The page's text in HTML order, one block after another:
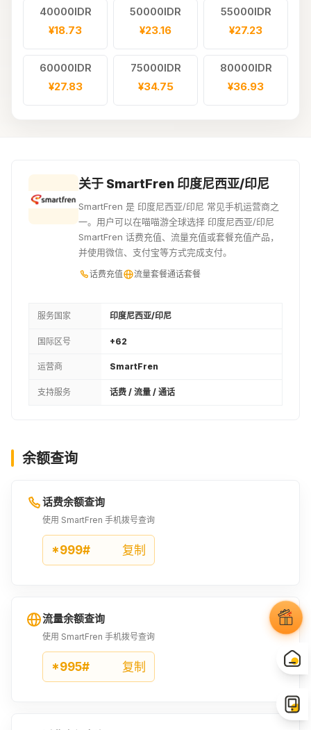
40000IDR
¥18.73
50000IDR
¥23.16
55000IDR
¥27.23
60000IDR
¥27.83
75000IDR
¥34.75
80000IDR
¥36.93
200000IDR
¥92.36
300000IDR
¥138.46
500000IDR
¥228.64
1000000IDR
¥466.53
关于 SmartFren 印度尼西亚/印尼
SmartFren 是 印度尼西亚/印尼 常见手机运营商之
一。用户可以在喵喵游全球选择 印度尼西亚/印尼
SmartFren 话费充值、流量充值或套餐充值产品，
并使用微信、支付宝等方式完成支付。
话费充值 流量套餐通话套餐
服务国家 印度尼西亚/印尼
国际区号 +62
运营商 SmartFren
支持服务 话费 / 流量 / 通话
余额查询
话费余额查询
使用 SmartFren 手机拨号查询
*999# 复制
流量余额查询
使用 SmartFren 手机拨号查询
*995# 复制